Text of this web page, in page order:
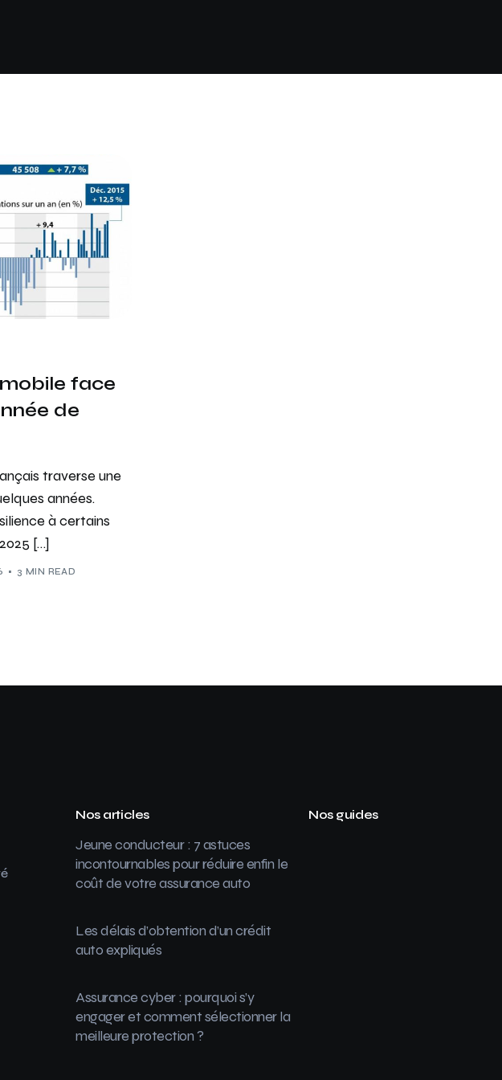
face
de
traverse une
années.
à certains
[…]
3 MIN READ
Nos articles
Jeune conducteur : 7 astuces
incontournables pour réduire enfin le
coût de votre assurance auto
Les délais d’obtention d’un crédit
auto expliqués
Assurance cyber : pourquoi s’y
engager et comment sélectionner la
meilleure protection ?
Nos guides